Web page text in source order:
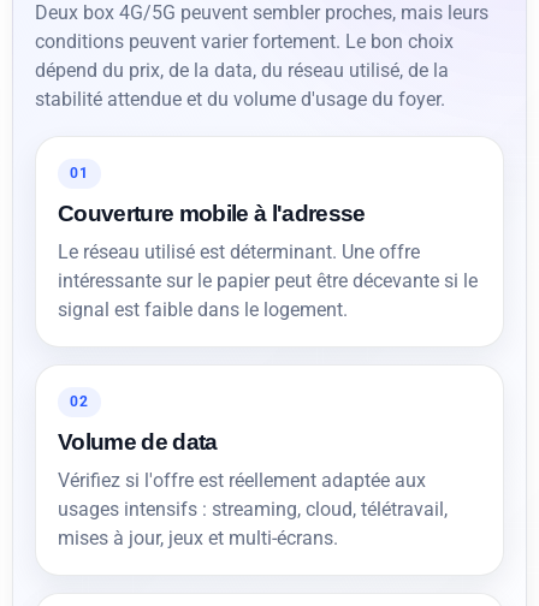
Deux box 4G/5G peuvent sembler proches, mais leurs
conditions peuvent varier fortement. Le bon choix
dépend du prix, de la data, du réseau utilisé, de la
stabilité attendue et du volume d'usage du foyer.
01
Couverture mobile à l'adresse
Le réseau utilisé est déterminant. Une offre
intéressante sur le papier peut être décevante si le
signal est faible dans le logement.
02
Volume de data
Vérifiez si l'offre est réellement adaptée aux
usages intensifs : streaming, cloud, télétravail,
mises à jour, jeux et multi-écrans.